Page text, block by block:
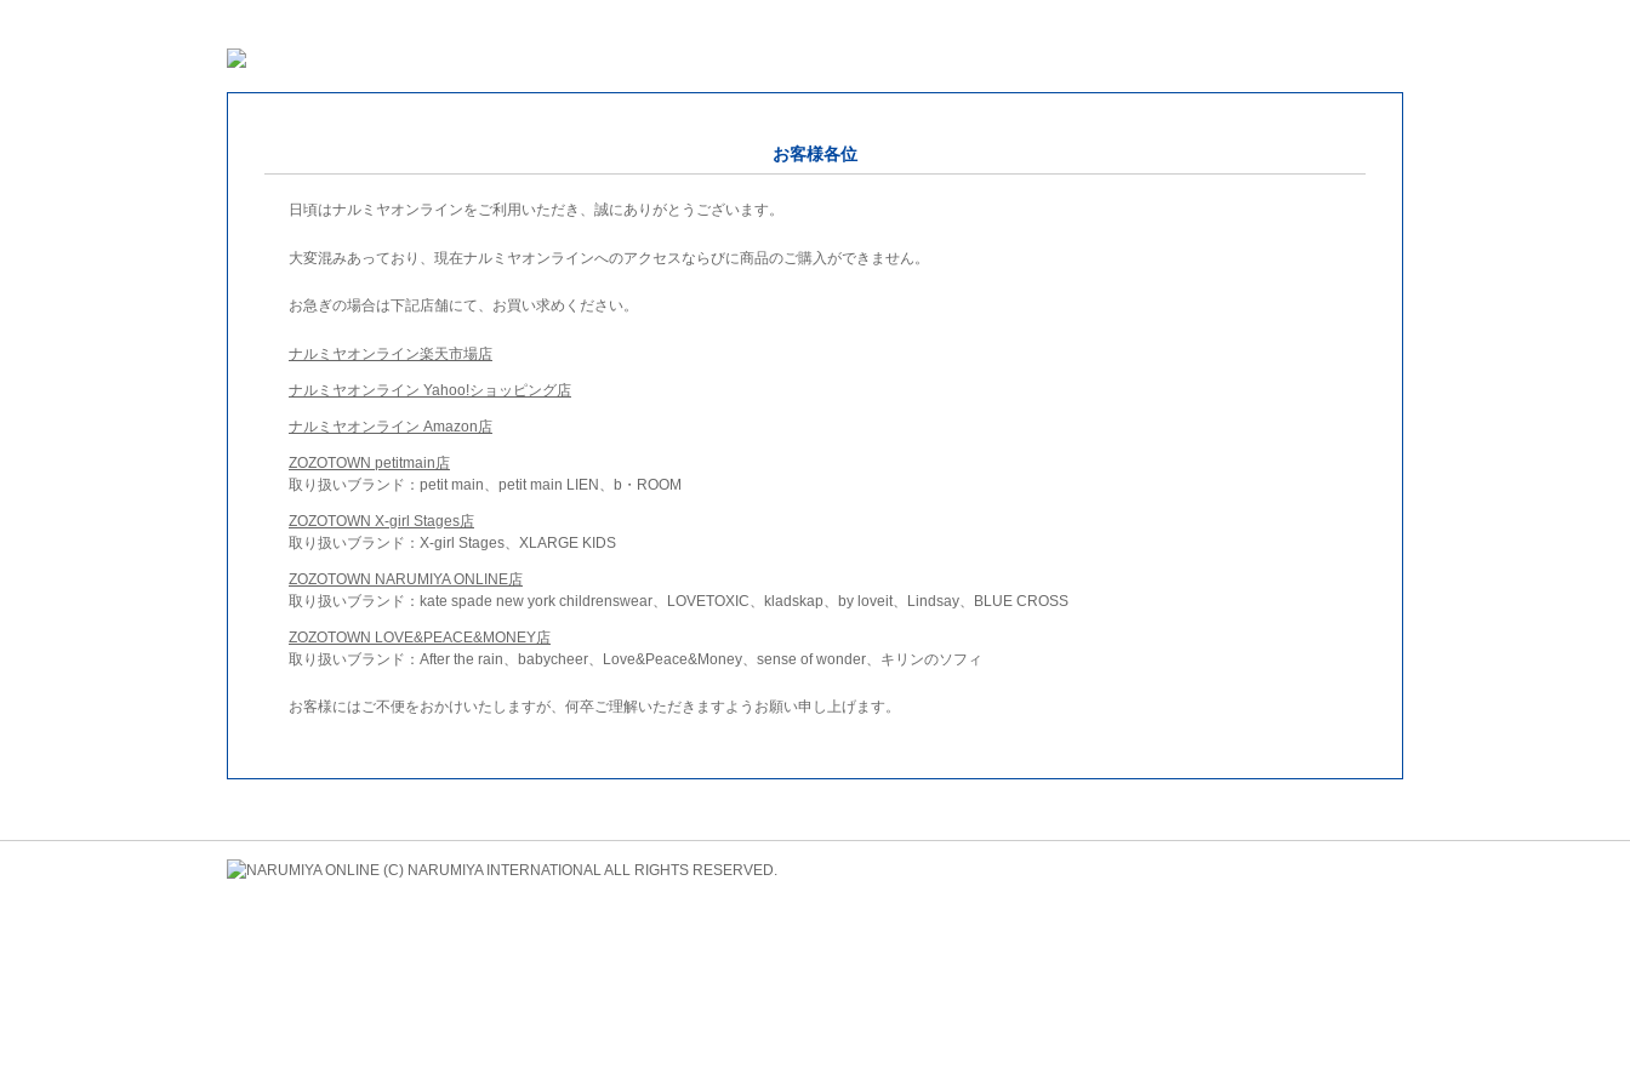
お客様各位
日頃はナルミヤオンラインをご利用いただき、誠にありがとうございます。
大変混みあっており、現在ナルミヤオンラインへのアクセスならびに商品のご購入ができません。
お急ぎの場合は下記店舗にて、お買い求めください。
ナルミヤオンライン楽天市場店
ナルミヤオンライン Yahoo!ショッピング店
ナルミヤオンライン Amazon店
ZOZOTOWN petitmain店
取り扱いブランド：petit main、petit main LIEN、b・ROOM
ZOZOTOWN X-girl Stages店
取り扱いブランド：X-girl Stages、XLARGE KIDS
ZOZOTOWN NARUMIYA ONLINE店
取り扱いブランド：kate spade new york childrenswear、LOVETOXIC、kladskap、by loveit、Lindsay、BLUE CROSS
ZOZOTOWN LOVE&PEACE&MONEY店
取り扱いブランド：After the rain、babycheer、Love&Peace&Money、sense of wonder、キリンのソフィ
お客様にはご不便をおかけいたしますが、何卒ご理解いただきますようお願い申し上げます。